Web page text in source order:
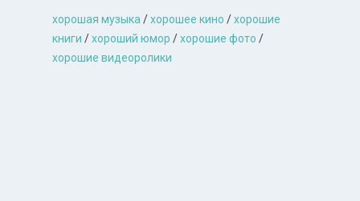
хорошая музыкa/хорошее кино /хорошие
книги /хороший юмор /хорошие фото /
хорошие видеоролики